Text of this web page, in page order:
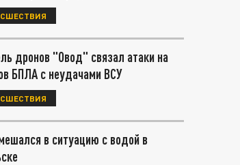
дронов "Овод" связал атаки на
БПЛА с неудачами ВСУ
в ситуацию с водой в